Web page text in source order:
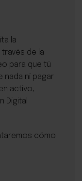
la
de la
para que tú
nada ni pagar
activo,
Digital
cómo